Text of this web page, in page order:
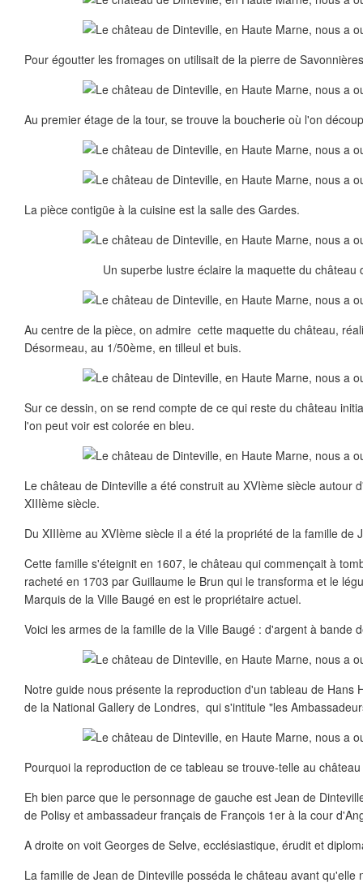
Pour égoutter les fromages on utilisait de la pierre de
Au premier étage de la tour, se trouve la boucherie où l'on
La pièce contigüe à la cuisine est la salle des Gardes.
Un superbe lustre éclaire la maquette du château
Au centre de la pièce, on admire cette maquette du château,
Désormeau, au 1/50ème, en tilleul et buis.
Sur ce dessin, on se rend compte de ce qui reste du château
l'on peut voir est colorée en bleu.
Le château de Dinteville a été construit au XVIème siècle autour
XIIIème siècle.
Du XIIIème au XVIème siècle il a été la propriété de la famille de
Cette famille s'éteignit en 1607, le château qui commençait à
racheté en 1703 par Guillaume le Brun qui le transforma et le
Marquis de la Ville Baugé en est le propriétaire actuel.
Voici les armes de la famille de la Ville Baugé : d'argent à bande
Notre guide nous présente la reproduction d'un tableau de Hans
de la National Gallery de Londres, qui s'intitule "les
Pourquoi la reproduction de ce tableau se trouve-telle au
Eh bien parce que le personnage de gauche est Jean de
de Polisy et ambassadeur français de François 1er à la cour
A droite on voit Georges de Selve, ecclésiastique, érudit et
La famille de Jean de Dinteville posséda le château avant qu'elle